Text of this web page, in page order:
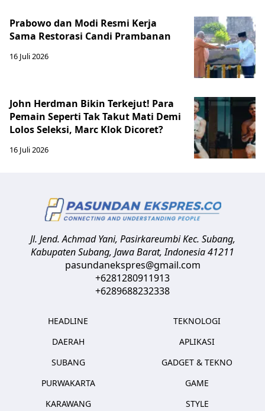
Prabowo dan Modi Resmi Kerja
Sama Restorasi Candi Prambanan
16 Juli 2026
John Herdman Bikin Terkejut! Para
Pemain Seperti Tak Takut Mati Demi
Lolos Seleksi, Marc Klok Dicoret?
16 Juli 2026
Jl. Jend. Achmad Yani, Pasirkareumbi Kec. Subang,
Kabupaten Subang, Jawa Barat,Indonesia41211
pasundanekspres@gmail.com
+6281280911913
+6289688232338
HEADLINE
DAERAH
SUBANG
PURWAKARTA
KARAWANG
TEKNOLOGI
APLIKASI
GADGET & TEKNO
GAME
STYLE